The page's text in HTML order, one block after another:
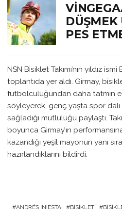
PES
NSN Bisiklet Takımı’nın yıldız
toplantıda yer aldı. Girmay,
futbolculuğundan daha tatmin
söyleyerek, genç yaşta spor
sağladığı mutluluğu paylaştı.
boyunca Girmay’ın
kazandığı yeşil mayonun yanı
hazırlandıklarını bildirdi.
ANDRÉS INIESTA BISIKLET